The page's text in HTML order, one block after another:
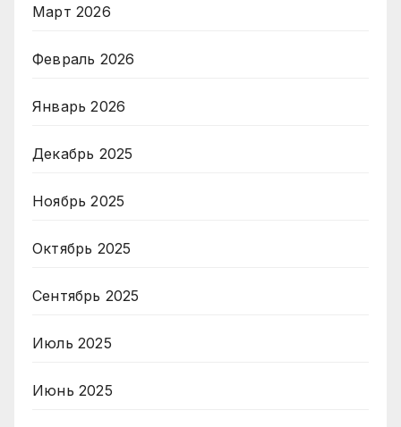
Март 2026
Февраль 2026
Январь 2026
Декабрь 2025
Ноябрь 2025
Октябрь 2025
Сентябрь 2025
Июль 2025
Июнь 2025